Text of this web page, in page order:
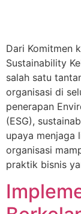
Dari Komitmen
Sustainability
salah satu
organisasi di
penerapan
(ESG),
upaya menjaga
organisasi
praktik bisnis